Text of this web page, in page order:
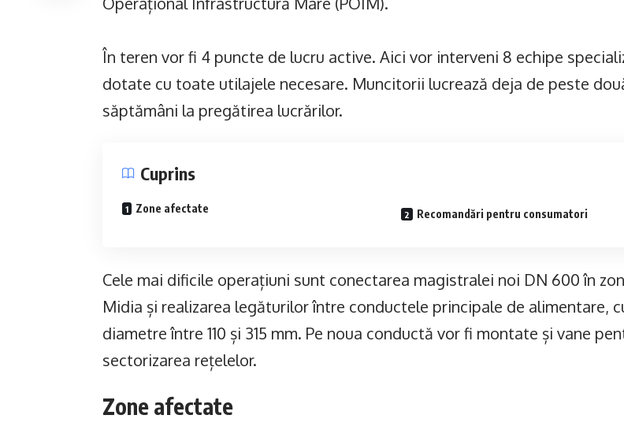
În teren vor fi 4 puncte de lucru active. Aici vor interveni 8 echipe
dotate cu toate utilajele necesare. Muncitorii lucrează deja de peste
săptămâni la pregătirea lucrărilor.
Cuprins
Zone afectate Recomandări pentru consumatori
Cele mai dificile operațiuni sunt conectarea magistralei noi DN 600 în
Midia și realizarea legăturilor între conductele principale de alimentare,
diametre între 110 și 315 mm. Pe noua conductă vor fi montate și vane
sectorizarea rețelelor.
Zone afectate